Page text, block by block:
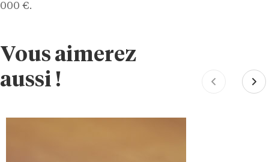
000 €.
Vous aimerez
aussi !